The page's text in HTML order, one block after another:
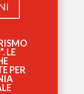
LE
PER